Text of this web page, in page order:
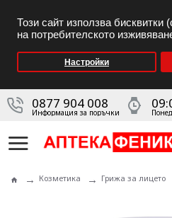
Този сайт използва бисквитки
на потребителското
Настройки
0877 904 008
Информация за поръчки
Козметика Грижа за лицето